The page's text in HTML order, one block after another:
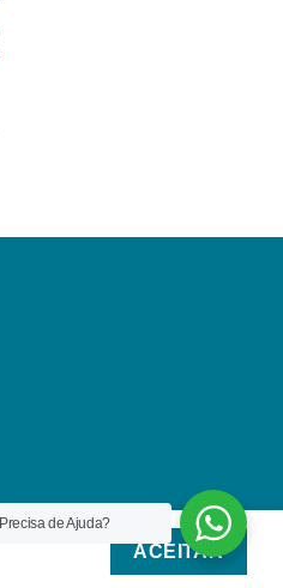
Precisa de Ajuda?
ACEITAR